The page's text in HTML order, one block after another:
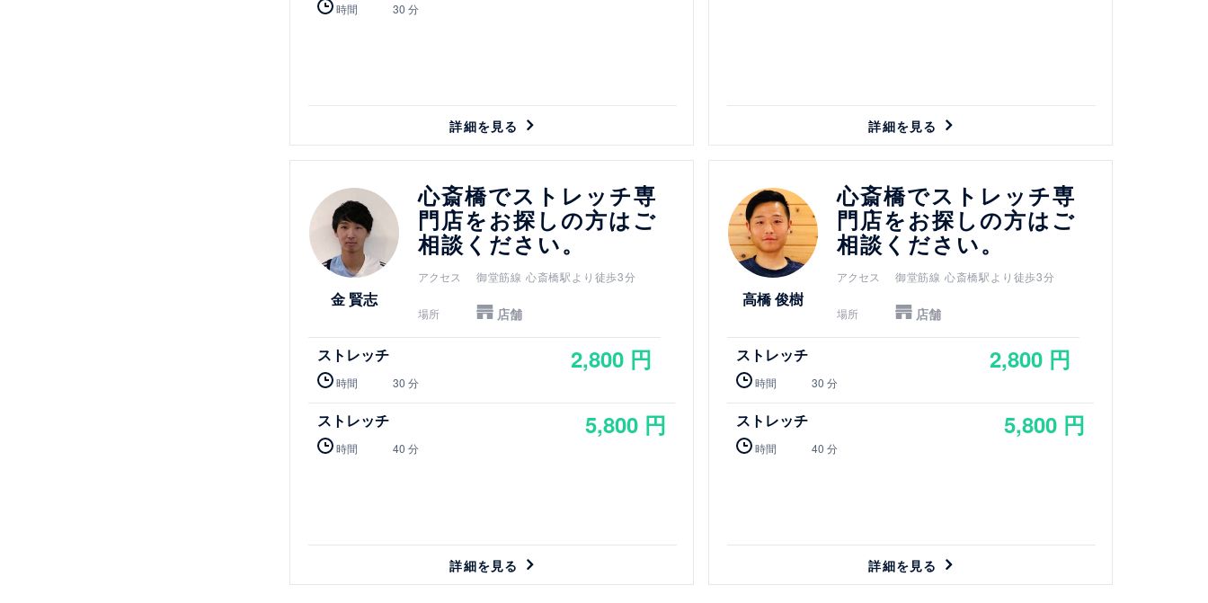
時間 30 分
詳細を見る 詳細を見る
金 賢志
心斎橋でストレッチ専
門店をお探しの方はご
相談ください。
アクセス 御堂筋線 心斎橋駅より徒歩3分
場所 店舗
ストレッチ
時間 30 分
2,800 円
ストレッチ
時間 40 分
5,800 円
詳細を見る
高橋 俊樹
心斎橋でストレッチ専
門店をお探しの方はご
相談ください。
アクセス 御堂筋線 心斎橋駅より徒歩3分
場所 店舗
ストレッチ
時間 30 分
2,800 円
ストレッチ
時間 40 分
5,800 円
詳細を見る